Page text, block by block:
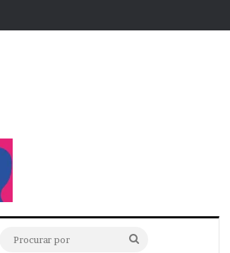
Barra Lateral